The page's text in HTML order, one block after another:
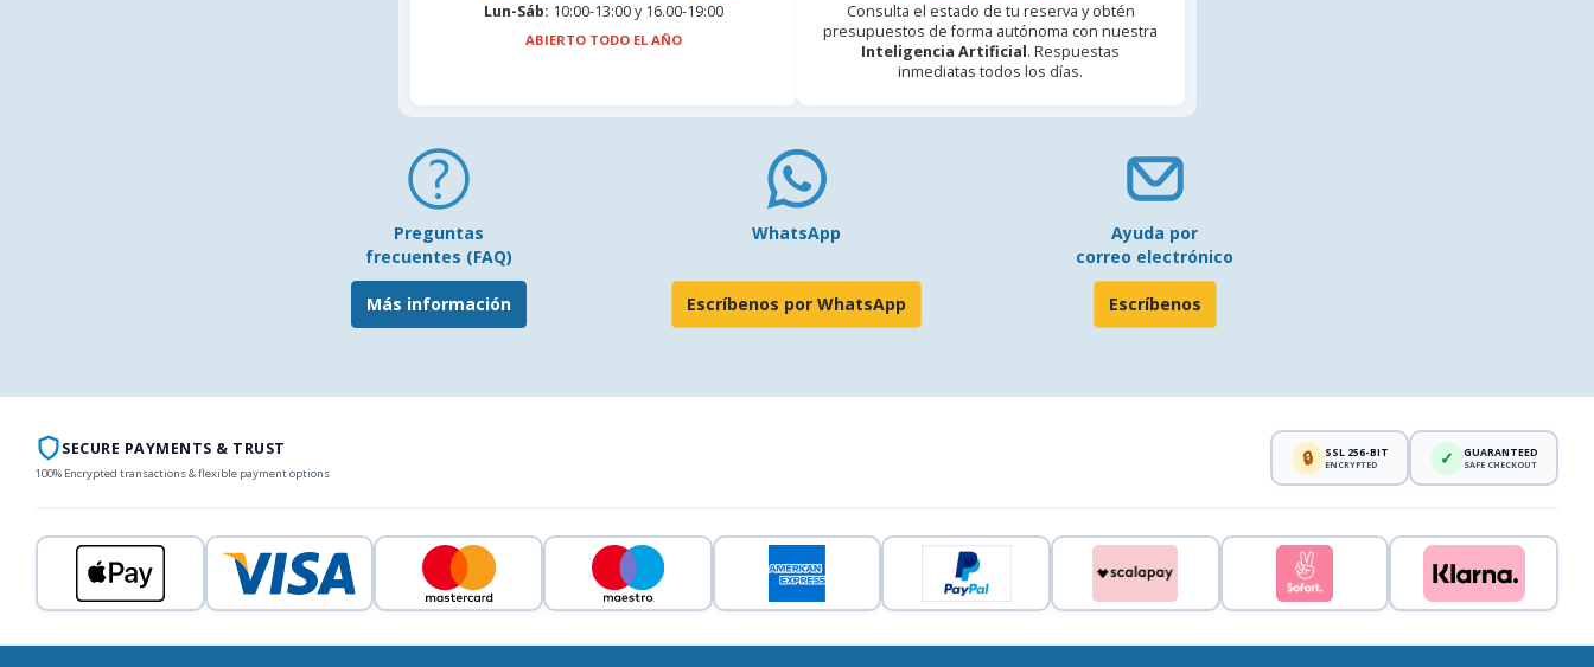
Lun-Sáb: 10:00-13:00 y 16.00-19:00
ABIERTO TODO EL AÑO
Consulta el estado de tu reserva y obtén
presupuestos de forma autónoma con nuestra
Inteligencia Artificial. Respuestas
inmediatas todos los días.
Preguntas
frecuentes (FAQ)
Más información
WhatsApp
Escríbenos por WhatsApp
Ayuda por
correo electrónico
Escríbenos
SECURE PAYMENTS & TRUST
100% Encrypted transactions & flexible payment options
🔒 SSL 256-BIT
ENCRYPTED ✓ GUARANTEED
SAFE CHECKOUT